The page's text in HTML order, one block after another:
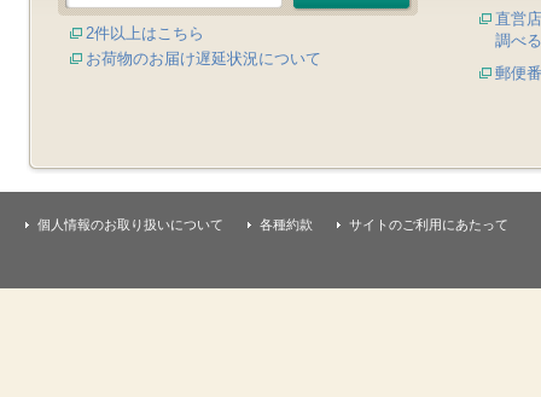
2件以上はこちら
お荷物のお届け遅延状況について
直営
調べる
郵便
個人情報のお取り扱いについて 各種約款 サイトのご利用にあたって